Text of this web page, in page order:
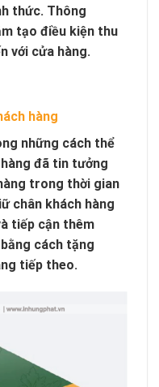
thức. Thông
tạo điều kiện thu
với cửa hàng.
hàng
những cách thể
đã tin tưởng
trong thời gian
chân khách hàng
tiếp cận thêm
cách tặng
tiếp theo.